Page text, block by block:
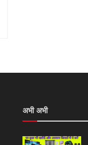
अभी अभी